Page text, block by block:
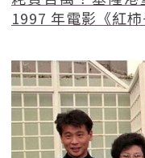
1997 年電影《紅柿